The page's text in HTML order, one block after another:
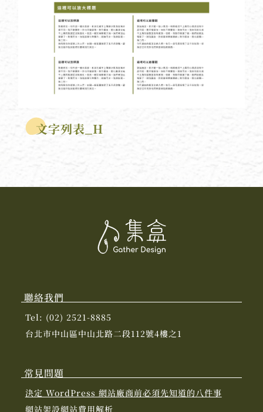
文字列表_H
聯絡我們
Tel: (02) 2521-8885
台北市中山區中山北路二段112號4樓之1
常見問題
決定 WordPress 網站廠商前必須先知道的八件事
網站架設網站費用解析